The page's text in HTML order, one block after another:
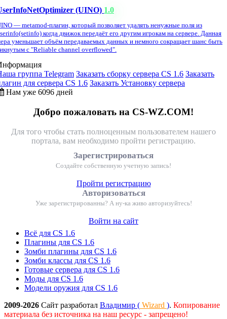
(UINO) 1.0
— metamod-плагин, который позволяет удалять ненужные поля из
когда движок передаёт его другим игрокам на сервере. Данная
уменьшает объём передаваемых данных и немного сокращает шанс быть
с "Reliable channel overflowed".
группа Telegram Заказать сборку сервера CS 1.6 Заказать
для сервера CS 1.6 Заказать Установку сервера
Нам уже 6096 дней
Добро пожаловать на CS-WZ.COM!
Для того чтобы стать полноценным пользователем нашего
портала, вам необходимо пройти регистрацию.
Зарегистрироваться
Создайте собственную учетную запись!
Пройти регистрацию
Авторизоваться
Уже зарегистрированны? А ну-ка живо авторизуйтесь!
Войти на сайт
Всё для CS 1.6
Плагины для CS 1.6
Зомби плагины для CS 1.6
Зомби классы для CS 1.6
Готовые сервера для CS 1.6
Моды для CS 1.6
Модели оружия для CS 1.6
2009-2026 Сайт разработал Владимир ( Wizard ). Копирование
материала без источника на наш ресурс - запрещено!